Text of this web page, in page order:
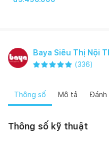
Baya Siêu Thị Nội
(336)
Thông số Mô tả Đánh
Thông số kỹ thuật